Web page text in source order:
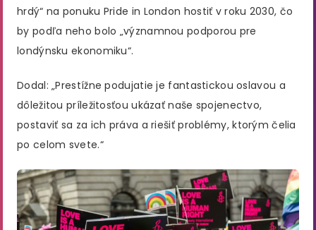
hrdý“ na ponuku Pride in London hostiť v roku 2030, čo
by podľa neho bolo „významnou podporou pre
londýnsku ekonomiku“.
Dodal: „Prestížne podujatie je fantastickou oslavou a
dôležitou príležitosťou ukázať naše spojenectvo,
postaviť sa za ich práva a riešiť problémy, ktorým čelia
po celom svete.“